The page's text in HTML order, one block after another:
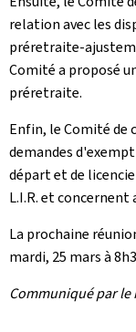
relation avec les
préretraite-
Comité a proposé
préretraite.
Enfin, le Comité de
demandes
départ et de
L.I.R. et
La prochaine
mardi, 25 mars à
Communiqué par